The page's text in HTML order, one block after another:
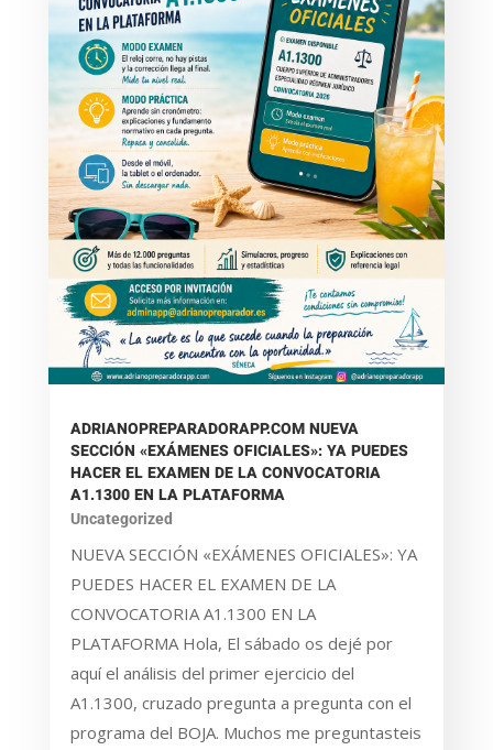
ADRIANOPREPARADORAPP.COM NUEVA
SECCIÓN «EXÁMENES OFICIALES»: YA PUEDES
HACER EL EXAMEN DE LA CONVOCATORIA
A1.1300 EN LA PLATAFORMA
Uncategorized
NUEVA SECCIÓN «EXÁMENES OFICIALES»: YA
PUEDES HACER EL EXAMEN DE LA
CONVOCATORIA A1.1300 EN LA
PLATAFORMA Hola, El sábado os dejé por
aquí el análisis del primer ejercicio del
A1.1300, cruzado pregunta a pregunta con el
programa del BOJA. Muchos me preguntasteis